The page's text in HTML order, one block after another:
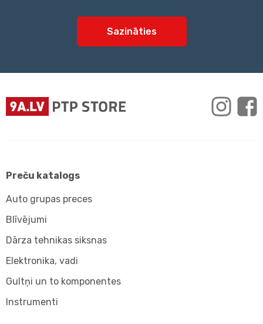
Sazināties
Preču katalogs
Auto grupas preces
Blīvējumi
Dārza tehnikas siksnas
Elektronika, vadi
Gultņi un to komponentes
Instrumenti